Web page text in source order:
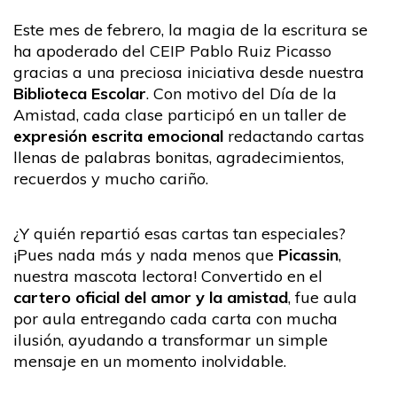
Este mes de febrero, la magia de la escritura se
ha apoderado del CEIP Pablo Ruiz Picasso
gracias a una preciosa iniciativa desde nuestra
Biblioteca Escolar. Con motivo del Día de la
Amistad, cada clase participó en un taller de
expresión escrita emocional redactando cartas
llenas de palabras bonitas, agradecimientos,
recuerdos y mucho cariño.
¿Y quién repartió esas cartas tan especiales?
¡Pues nada más y nada menos que Picassin,
nuestra mascota lectora! Convertido en el
cartero oficial del amor y la amistad, fue aula
por aula entregando cada carta con mucha
ilusión, ayudando a transformar un simple
mensaje en un momento inolvidable.